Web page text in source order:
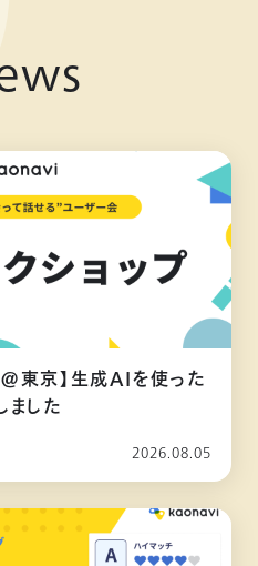
東京】生成AIを使った
ました
2026.08.05